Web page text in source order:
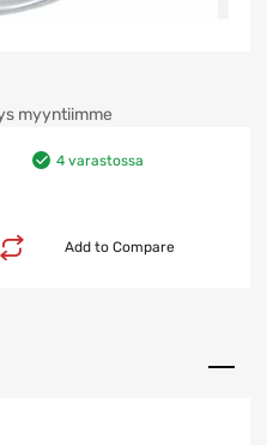
myyntiimme
4 varastossa
Add to Compare